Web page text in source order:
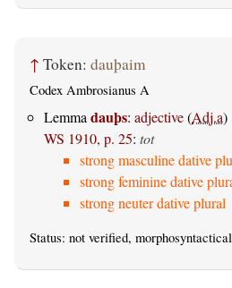
↑ Token: dauþaim
Codex Ambrosianus A
Lemmadauþs: adjective(Adj.a)
WS 1910, p. 25: tot
strong masculine dative
strong feminine dative
strong neuter dative plural
Status: not verified,